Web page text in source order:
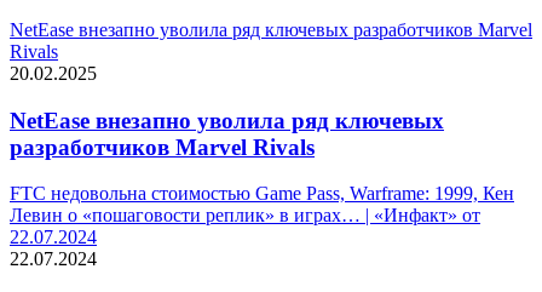
NetEase внезапно уволила ряд ключевых разработчиков Marvel
Rivals
20.02.2025
NetEase внезапно уволила ряд ключевых
разработчиков Marvel Rivals
FTC недовольна стоимостью Game Pass, Warframe: 1999, Кен
Левин о «пошаговости реплик» в играх… | «Инфакт» от
22.07.2024
22.07.2024